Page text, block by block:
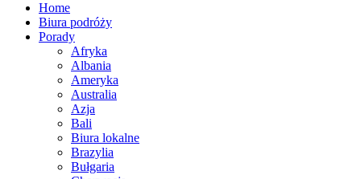
Home
Biura podróży
Porady
Afryka
Albania
Ameryka
Australia
Azja
Bali
Biura lokalne
Brazylia
Bułgaria